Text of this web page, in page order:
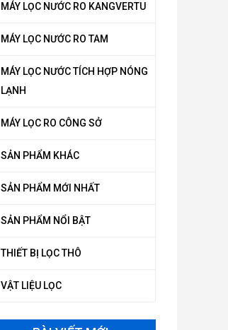
MÁY LỌC NƯỚC RO KANGVERTU
MÁY LỌC NƯỚC RO TAM
MÁY LỌC NƯỚC TÍCH HỢP NÓNG
LẠNH
MÁY LỌC RO CÔNG SỞ
SẢN PHẨM KHÁC
SẢN PHẨM MỚI NHẤT
SẢN PHẨM NỔI BẬT
THIẾT BỊ LỌC THÔ
VẬT LIỆU LỌC